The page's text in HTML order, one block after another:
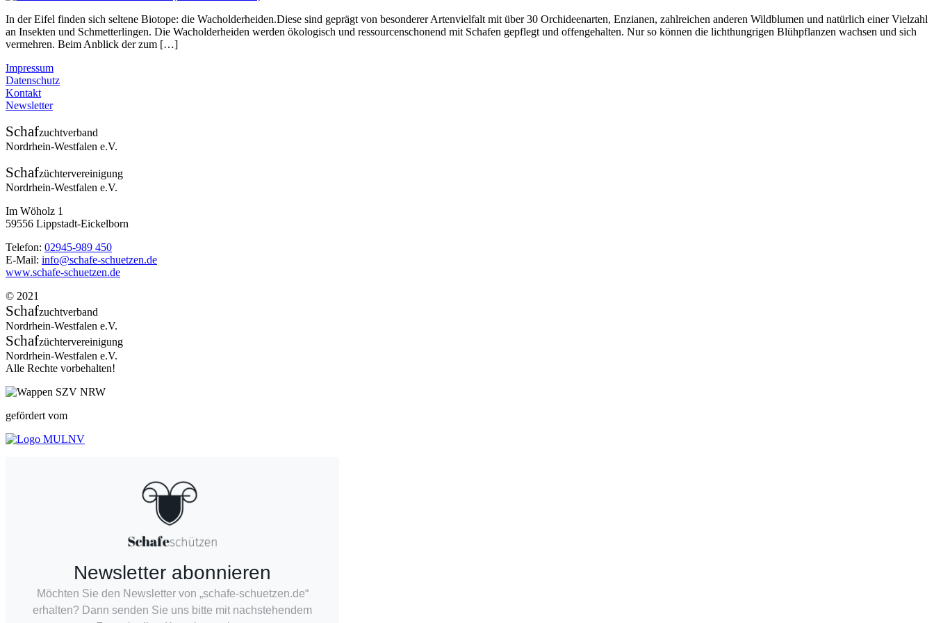
In der Eifel finden sich seltene Biotope: die Wacholderheiden.Diese sind geprägt von besonderer Artenvielfalt mit über 30 Orchideenarten, Enzianen, zahlreichen anderen Wildblumen und natürlich einer Vielzahl
an Insekten und Schmetterlingen. Die Wacholderheiden werden ökologisch und ressourcenschonend mit Schafen gepflegt und offengehalten. Nur so können die lichthungrigen Blühpflanzen wachsen und sich
vermehren. Beim Anblick der zum […]
Impressum
Datenschutz
Kontakt
Newsletter
Schafzuchtverband
Nordrhein-Westfalen e.V.
Schafzüchtervereinigung
Nordrhein-Westfalen e.V.
Im Wöholz 1
59556 Lippstadt-Eickelborn
Telefon: 02945-989 450
E-Mail: info@schafe-schuetzen.de
www.schafe-schuetzen.de
© 2021
Schafzuchtverband
Nordrhein-Westfalen e.V.
Schafzüchtervereinigung
Nordrhein-Westfalen e.V.
Alle Rechte vorbehalten!
gefördert vom
Newsletter abonnieren
Möchten Sie den Newsletter von „schafe-schuetzen.de“
erhalten? Dann senden Sie uns bitte mit nachstehendem